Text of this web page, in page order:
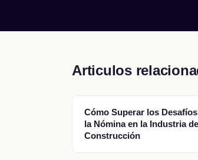
Articulos
Cómo Superar los
la Nómina en la Industria
Construcción